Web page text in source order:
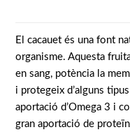
El cacauet és una font
organisme. Aquesta
en sang, potència la
i protegeix d’alguns
aportació d’Omega 3 i
gran aportació de